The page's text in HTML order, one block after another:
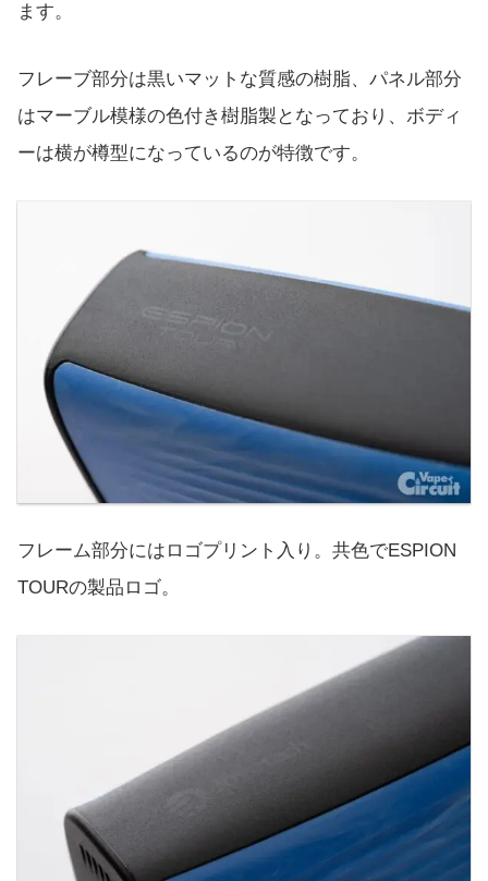
ます。
フレーブ部分は黒いマットな質感の樹脂、パネル部分
はマーブル模様の色付き樹脂製となっており、ボディ
ーは横が樽型になっているのが特徴です。
フレーム部分にはロゴプリント入り。共色でESPION
TOURの製品ロゴ。